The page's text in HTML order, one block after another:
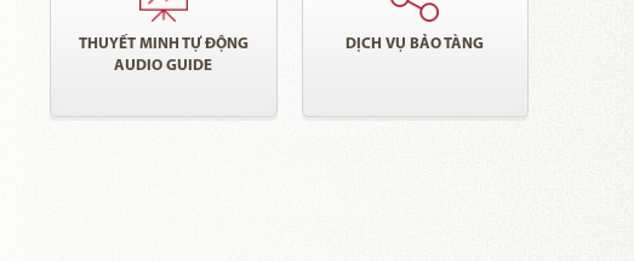
THUYẾT MINH TỰ ĐỘNG
AUDIO GUIDE
DỊCH VỤ BẢO TÀNG